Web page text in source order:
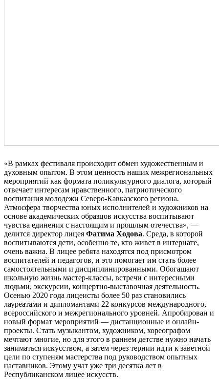
«В рамках фестиваля происходит обмен художественным и
духовным опытом. В этом ценность наших межрегиональных
мероприятий как формата поликультурного диалога, который
отвечает интересам нравственного, патриотического
воспитания молодежи Северо-Кавказского региона.
Атмосфера творчества юных исполнителей и художников на
основе академических образцов искусства воспитывают
чувства единения с настоящим и прошлым отечества», —
делится директор лицея Фатима Ходова. Среда, в которой
воспитываются дети, особенно те, кто живет в интернате,
очень важна. В лицее ребята находятся под присмотром
воспитателей и педагогов, и это помогает им стать более
самостоятельными и дисциплинированными. Обогащают
школьную жизнь мастер-классы, встречи с интересными
людьми, экскурсии, концертно-выставочная деятельность.
Осенью 2020 года лицеисты более 50 раз становились
лауреатами и дипломантами 22 конкурсов международного,
всероссийского и межрегионального уровней. Апробирован и
новый формат мероприятий — дистанционные и онлайн-
проекты. Стать музыкантом, художником, хореографом
мечтают многие, но для этого в раннем детстве нужно начать
заниматься искусством, а затем через тернии идти к заветной
цели по ступеням мастерства под руководством опытных
наставников. Этому учат уже три десятка лет в
Республиканском лицее искусств.